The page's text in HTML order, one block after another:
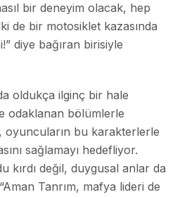
bir deneyim olacak, hep
de bir motosiklet kazasında
diye bağıran birisiyle
oldukça ilginç bir hale
odaklanan bölümlerle
oyuncuların bu karakterlerle
sağlamayı hedefliyor.
kırdı değil, duygusal anlar da
Tanrım, mafya lideri de